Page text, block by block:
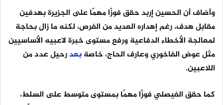
وأضاف أن الحسين إربد حقق فوزًا مهمًا على الجزيرة بهدفين
مقابل هدف، رغم إهداره العديد من الفرص، لكنه ما زال بحاجة
لمعالجة الأخطاء الدفاعية ورفع مستوى خبرة لاعبيه الأساسيين
مثل عوض الفاخوري وعارف الحاج، خاصةبعدرحيل عدد من
اللاعبين.
كما حقق الفيصلي فوزًا مهمًا بمستوى متوسط على السلط،